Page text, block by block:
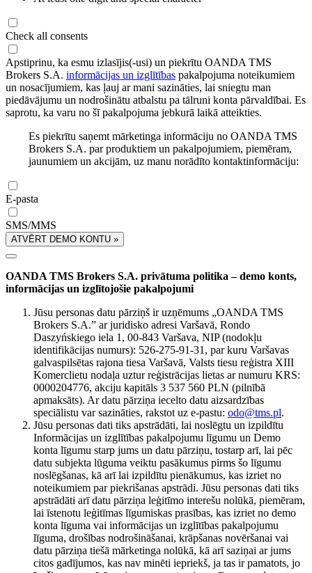
Check all consents
Apstiprinu, ka esmu izlasījis(-usi) un piekrītu OANDA TMS
Brokers S.A. informācijas un izglītības pakalpojuma noteikumiem
un nosacījumiem, kas ļauj ar mani sazināties, lai sniegtu man
piedāvājumu un nodrošinātu atbalstu pa tālruni konta pārvaldībai. Es
saprotu, ka varu no šī pakalpojuma jebkurā laikā atteikties.
Es piekrītu saņemt mārketinga informāciju no OANDA TMS
Brokers S.A. par produktiem un pakalpojumiem, piemēram,
jaunumiem un akcijām, uz manu norādīto kontaktinformāciju:
E-pasta
SMS/MMS
ATVĒRT DEMO KONTU »
OANDA TMS Brokers S.A. privātuma politika – demo konts,
informācijas un izglītojošie pakalpojumi
Jūsu personas datu pārziņš ir uzņēmums „OANDA TMS
Brokers S.A.” ar juridisko adresi Varšavā, Rondo
Daszyńskiego iela 1, 00-843 Varšava, NIP (nodokļu
identifikācijas numurs): 526-275-91-31, par kuru Varšavas
galvaspilsētas rajona tiesa Varšavā, Valsts tiesu reģistra XIII
Komerclietu nodaļa uztur reģistrācijas lietas ar numuru KRS:
0000204776, akciju kapitāls 3 537 560 PLN (pilnībā
apmaksāts). Ar datu pārziņa iecelto datu aizsardzības
speciālistu var sazināties, rakstot uz e-pastu: odo@tms.pl.
Jūsu personas dati tiks apstrādāti, lai noslēgtu un izpildītu
Informācijas un izglītības pakalpojumu līgumu un Demo
konta līgumu starp jums un datu pārziņu, tostarp arī, lai pēc
datu subjekta lūguma veiktu pasākumus pirms šo līgumu
noslēgšanas, kā arī lai izpildītu pienākumus, kas izriet no
noteikumiem par piekrišanas apstrādi. Jūsu personas dati tiks
apstrādāti arī datu pārziņa leģitīmo interešu nolūkā, piemēram,
lai īstenotu leģitīmas līgumiskas prasības, kas izriet no demo
konta līguma vai informācijas un izglītības pakalpojumu
līguma, drošības nodrošināšanai, krāpšanas novēršanai vai
datu pārziņa tiešā mārketinga nolūkā, kā arī saziņai ar jums
citos gadījumos, kas nav minēti iepriekš, ja tas ir pamatots, jo